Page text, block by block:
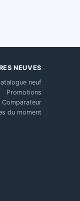
NEUVES
neuf
Promotions
Comparateur
du moment